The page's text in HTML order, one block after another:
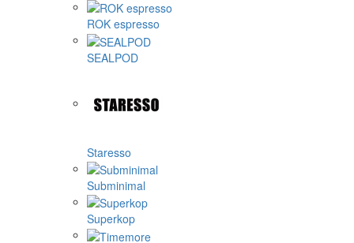
ROK espresso
SEALPOD
Staresso
Subminimal
Superkop